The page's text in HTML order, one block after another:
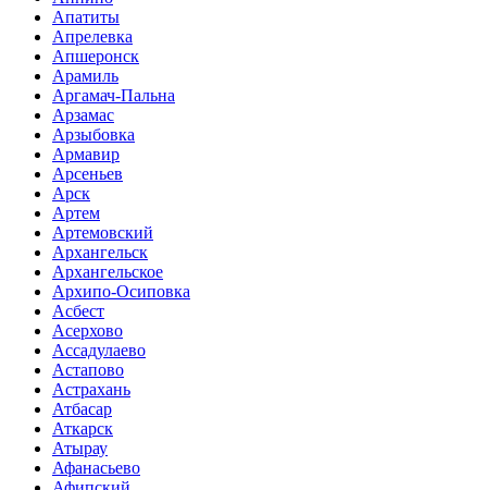
Апатиты
Апрелевка
Апшеронск
Арамиль
Аргамач-Пальна
Арзамас
Арзыбовка
Армавир
Арсеньев
Арск
Артем
Артемовский
Архангельск
Архангельское
Архипо-Осиповка
Асбест
Асерхово
Ассадулаево
Астапово
Астрахань
Атбасар
Аткарск
Атырау
Афанасьево